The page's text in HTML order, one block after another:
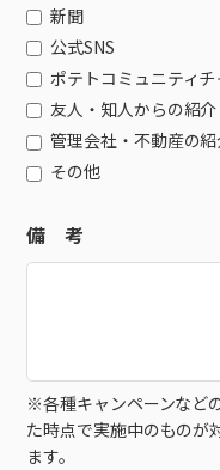
新聞
公式SNS
ポテトコミュニティ
友人・知人からの紹介
管理会社・不動産の
その他
備 考
※各種キャンペーンなど
た時点で実施中のものが
ます。